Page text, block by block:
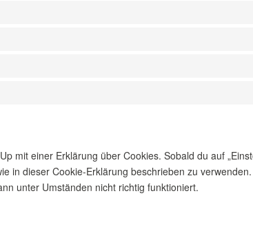
mit einer Erklärung über Cookies. Sobald du auf
in dieser Cookie-Erklärung beschrieben zu
unter Umständen nicht richtig funktioniert.